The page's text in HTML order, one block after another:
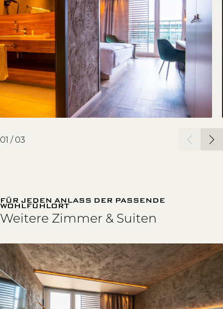
01 / 03
FÜR JEDEN ANLASS DER PASSENDE
WOHLFÜHLORT
Weitere Zimmer & Suiten